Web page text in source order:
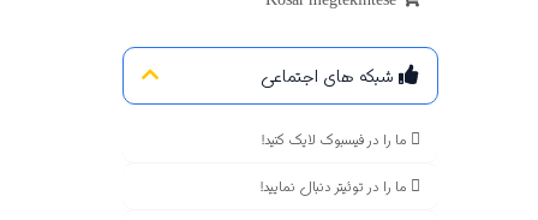
شبکه های اجتماعی
ما را در فیسبوک لایک کنید!
ما را در توئیتر دنبال نمایید!